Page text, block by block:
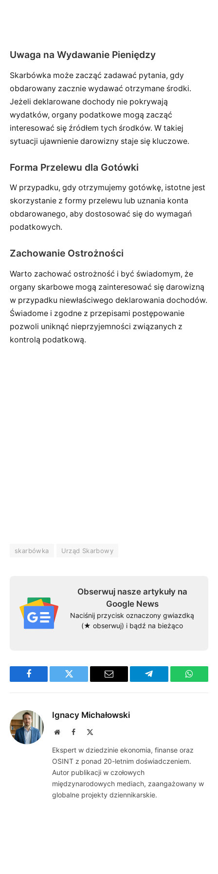
Uwaga na Wydawanie Pieniędzy
Skarbówka może zacząć zadawać pytania, gdy
obdarowany zacznie wydawać otrzymane środki.
Jeżeli deklarowane dochody nie pokrywają
wydatków, organy podatkowe mogą zacząć
interesować się źródłem tych środków. W takiej
sytuacji ujawnienie darowizny staje się kluczowe.
Forma Przelewu dla Gotówki
W przypadku, gdy otrzymujemy gotówkę, istotne jest
skorzystanie z formy przelewu lub uznania konta
obdarowanego, aby dostosować się do wymagań
podatkowych.
Zachowanie Ostrożności
Warto zachować ostrożność i być świadomym, że
organy skarbowe mogą zainteresować się darowizną
w przypadku niewłaściwego deklarowania dochodów.
Świadome i zgodne z przepisami postępowanie
pozwoli uniknąć nieprzyjemności związanych z
kontrolą podatkową.
skarbówka Urząd Skarbowy
Obserwuj nasze artykuły na
Google News
Naciśnij przycisk oznaczony gwiazdką
(★ obserwuj) i bądź na bieżąco
Facebook Twitter Email Telegram
Ignacy Michałowski
WebsiteFacebook
Ekspert w dziedzinie ekonomia, finanse oraz
OSINT z ponad 20-letnim doświadczeniem.
Autor publikacji w czołowych
międzynarodowych mediach, zaangażowany w
globalne projekty dziennikarskie.